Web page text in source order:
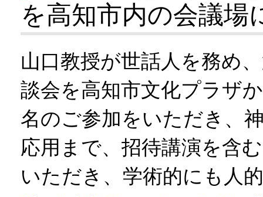
を高知市内の会議場
山口教授が世話人を務め
談会を高知市文化プラザ
名のご参加をいただき、
応用まで、招待講演を含
いただき、学術的にも人